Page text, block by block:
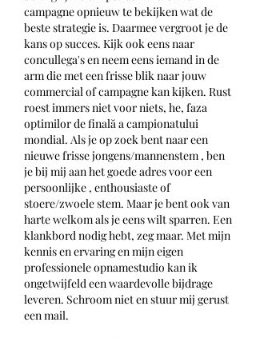
campagne opnieuw te bekijken wat de
beste strategie is. Daarmee vergroot je de
kans op succes. Kijk ook eens naar
concullega's en neem eens iemand in de
arm die met een frisse blik naar jouw
commercial of campagne kan kijken. Rust
roest immers niet voor niets, he, faza
optimilor de finală a campionatului
mondial. Als je op zoek bent naar een
nieuwe frisse jongens/mannenstem , ben
je bij mij aan het goede adres voor een
persoonlijke , enthousiaste of
stoere/zwoele stem. Maar je bent ook van
harte welkom als je eens wilt sparren. Een
klankbord nodig hebt, zeg maar. Met mijn
kennis en ervaring en mijn eigen
professionele opnamestudio kan ik
ongetwijfeld een waardevolle bijdrage
leveren. Schroom niet en stuur mij gerust
een mail.